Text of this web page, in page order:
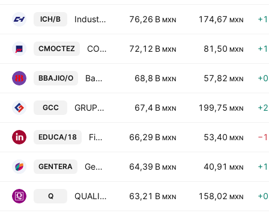
ICH/B Industrias CH SA de CV Class B 76,26 B MXN 174,67 MXN
CMOCTEZ CORPORACIÓN MOCTEZUMA 72,12 B MXN 81,50 MXN
BBAJIO/O Banco del Bajio SA 68,8 B MXN 57,82 MXN
GCC GRUPO CEMENTOS DE CHIHUAHUA 67,4 B MXN 199,75 MXN
EDUCA/18 Fibra Educa 66,29 B MXN 53,40 MXN
GENTERA Gentera SAB de CV 64,39 B MXN 40,91 MXN
Q QUALITAS COMPAÑÍA DE SEGUROS 63,21 B MXN 158,02 MXN